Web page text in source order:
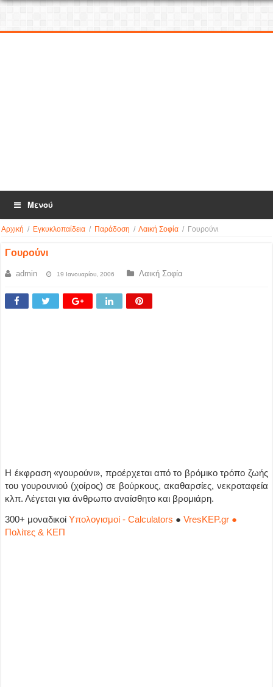
Μενού
Αρχική / Εγκυκλοπαίδεια / Παράδοση / Λαική Σοφία / Γουρούνι
Γουρούνι
admin 19 Ιανουαρίου, 2006 Λαική Σοφία
Η έκφραση «γουρούνι», προέρχεται από το βρόμικο τρόπο ζωής
του γουρουνιού (χοίρος) σε βούρκους, ακαθαρσίες, νεκροταφεία
κλπ. Λέγεται για άνθρωπο αναίσθητο και βρομιάρη.
300+ μοναδικοίΥπολογισμοί - Calculators ●VresKEP.gr ●
Πολίτες & ΚΕΠ